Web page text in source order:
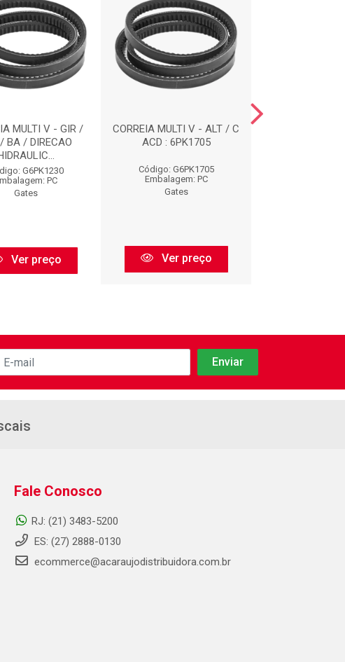
MULTI V - GIR /
BA / DIRECAO
G6PK1230
PC
Gates
Ver preço
CORREIA MULTI V - ALT / C
ACD : 6PK1705
Código: G6PK1705
Embalagem: PC
Gates
Ver preço
Fale Conosco
RJ: (21) 3483-5200
ES: (27) 2888-0130
ecommerce@acaraujodistribuidora.com.br